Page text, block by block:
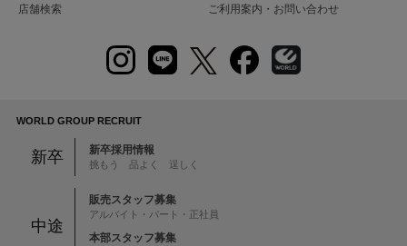
店舗検索 ご利用案内・お問い合わせ
WORLD GROUP RECRUIT
新卒 新卒採用情報
挑もう 品よく 逞しく
中途
販売スタッフ募集
アルバイト・パート・正社員
本部スタッフ募集